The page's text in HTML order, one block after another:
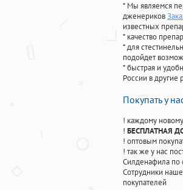
* Мы являемся
дженериков
известных
* качество
* для
подойдет
* быстрая и
России в другие
Покупать у
! каждому
! БЕСПЛАТНАЯ
! оптовым
! так же у нас
Силденафила по
Cотрудники
покупателей